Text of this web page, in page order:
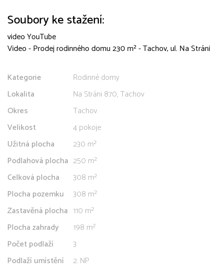
Soubory ke stažení:
video YouTube
Video - Prodej rodinného domu 230 m² - Tachov, ul. Na Stráni
Kategorie
Rodinné domy
Lokalita
Na Stráni 870, Tachov
Okres
Tachov
Velikost
4 pokoje
Užitná plocha
230 m²
Podlahová plocha 250 m²
Celková plocha
308 m²
Plocha pozemku
308 m²
Zastavěná plocha 110 m²
Plocha zahrady
198 m²
Počet podlaží
3
Podlaží umístění
2. NP